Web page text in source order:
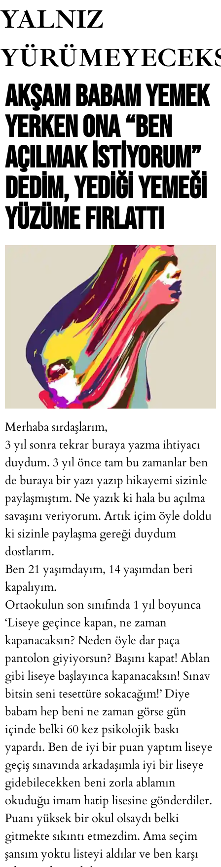
YALNIZ
AKŞAM BABAM YEMEK
YERKEN ONA “BEN
AÇILMAK ISTIYORUM”
DEDIM, YEDIĞI YEMEĞI
YÜZÜME FIRLATTI
Merhaba sırdaşlarım,
3 yıl sonra tekrar buraya yazma ihtiyacı
duydum. 3 yıl önce tam bu zamanlar ben
de buraya bir yazı yazıp hikayemi sizinle
paylaşmıştım. Ne yazık ki hala bu açılma
savaşını veriyorum. Artık içim öyle doldu
ki sizinle paylaşma gereği duydum
dostlarım.
Ben 21 yaşımdayım, 14 yaşımdan beri
kapalıyım.
Ortaokulun son sınıfında 1 yıl boyunca
‘Liseye geçince kapan, ne zaman
kapanacaksın? Neden öyle dar paça
pantolon giyiyorsun? Başını kapat! Ablan
gibi liseye başlayınca kapanacaksın! Sınav
bitsin seni tesettüre sokacağım!’ Diye
babam hep beni ne zaman görse gün
içinde belki 60 kez psikolojik baskı
yapardı. Ben de iyi bir puan yaptım liseye
geçiş sınavında arkadaşımla iyi bir liseye
gidebilecekken beni zorla ablamın
okuduğu imam hatip lisesine gönderdiler.
Puanı yüksek bir okul olsaydı belki
gitmekte sıkıntı etmezdim. Ama seçim
şansım yoktu listeyi aldılar ve ben karşı